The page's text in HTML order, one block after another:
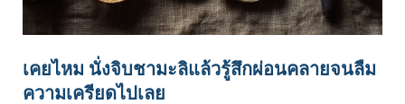
เคยไหม นั่งจิบชามะลิแล้วรู้สึกผ่อนคลายจนลืม
ความเครียดไปเลย